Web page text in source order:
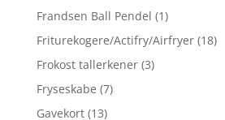
Frandsen Ball Pendel (1)
Friturekogere/Actifry/Airfryer (18)
Frokost tallerkener (3)
Fryseskabe (7)
Gavekort (13)